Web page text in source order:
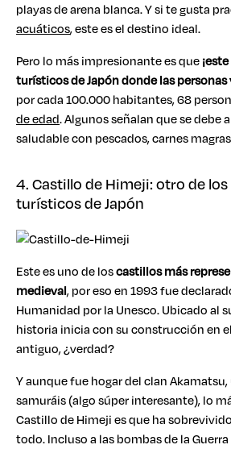
playas de arena blanca. Y si te gusta
acuáticos, este es el destino ideal.
Pero lo más impresionante es que
turísticos de Japón donde las personas
por cada 100.000 habitantes, 68
de edad. Algunos señalan que se debe
saludable con pescados, carnes
4. Castillo de Himeji: otro de
turísticos de Japón
Este es uno de loscastillos más
medieval, por eso en 1993 fue
Humanidad por la Unesco. Ubicado al
historia inicia con su construcción en
antiguo, ¿verdad?
Y aunque fue hogar del clan
samuráis (algo súper interesante), lo
Castillo de Himeji es que ha
todo. Incluso a las bombas de la